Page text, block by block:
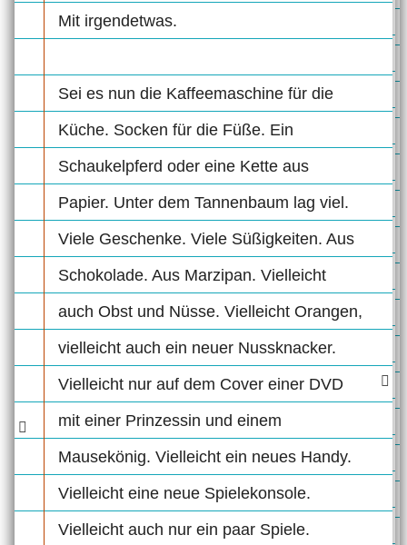
Mit irgendetwas.
Sei es nun die Kaffeemaschine für die
Küche. Socken für die Füße. Ein
Schaukelpferd oder eine Kette aus
Papier. Unter dem Tannenbaum lag viel.
Viele Geschenke. Viele Süßigkeiten. Aus
Schokolade. Aus Marzipan. Vielleicht
auch Obst und Nüsse. Vielleicht Orangen,
vielleicht auch ein neuer Nussknacker.
Vielleicht nur auf dem Cover einer DVD
mit einer Prinzessin und einem
Mausekönig. Vielleicht ein neues Handy.
Vielleicht eine neue Spielekonsole.
Vielleicht auch nur ein paar Spiele.